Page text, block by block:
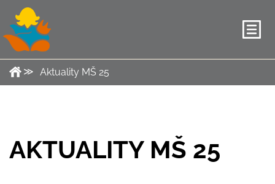
Aktuality MŠ 25
AKTUALITY MŠ 25